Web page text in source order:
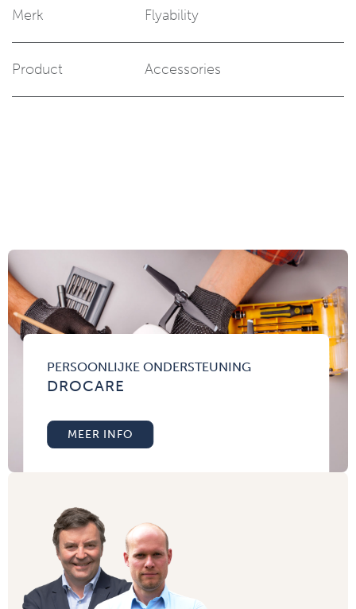
Merk Flyability
Product Accessories
PERSOONLIJKE ONDERSTEUNING
DROCARE
MEER INFO